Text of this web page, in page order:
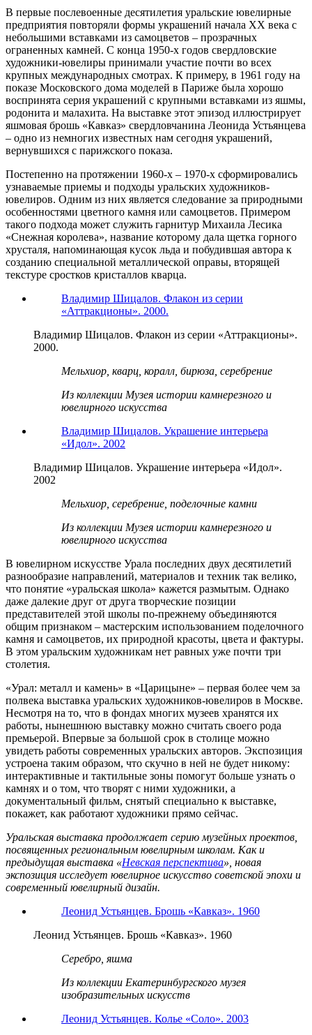
В первые послевоенные десятилетия уральские ювелирные
предприятия повторяли формы украшений начала ХХ века с
небольшими вставками из самоцветов – прозрачных
ограненных камней. С конца 1950-х годов свердловские
художники-ювелиры принимали участие почти во всех
крупных международных смотрах. К примеру, в 1961 году на
показе Московского дома моделей в Париже была хорошо
воспринята серия украшений с крупными вставками из яшмы,
родонита и малахита. На выставке этот эпизод иллюстрирует
яшмовая брошь «Кавказ» свердловчанина Леонида Устьянцева
– одно из немногих известных нам сегодня украшений,
вернувшихся с парижского показа.
Постепенно на протяжении 1960-х – 1970-х сформировались
узнаваемые приемы и подходы уральских художников-
ювелиров. Одним из них является следование за природными
особенностями цветного камня или самоцветов. Примером
такого подхода может служить гарнитур Михаила Лесика
«Снежная королева», название которому дала щетка горного
хрусталя, напоминающая кусок льда и побудившая автора к
созданию специальной металлической оправы, вторящей
текстуре сростков кристаллов кварца.
Владимир Шицалов. Флакон из серии
«Аттракционы». 2000.
Владимир Шицалов. Флакон из серии «Аттракционы».
2000.
Мельхиор, кварц, коралл, бирюза, серебрение
Из коллекции Музея истории камнерезного и
ювелирного искусства
Владимир Шицалов. Украшение интерьера
«Идол». 2002
Владимир Шицалов. Украшение интерьера «Идол».
2002
Мельхиор, серебрение, поделочные камни
Из коллекции Музея истории камнерезного и
ювелирного искусства
В ювелирном искусстве Урала последних двух десятилетий
разнообразие направлений, материалов и техник так велико,
что понятие «уральская школа» кажется размытым. Однако
даже далекие друг от друга творческие позиции
представителей этой школы по-прежнему объединяются
общим признаком – мастерским использованием поделочного
камня и самоцветов, их природной красоты, цвета и фактуры.
В этом уральским художникам нет равных уже почти три
столетия.
«Урал: металл и камень» в «Царицыне» – первая более чем за
полвека выставка уральских художников-ювелиров в Москве.
Несмотря на то, что в фондах многих музеев хранятся их
работы, нынешнюю выставку можно считать своего рода
премьерой. Впервые за большой срок в столице можно
увидеть работы современных уральских авторов. Экспозиция
устроена таким образом, что скучно в ней не будет никому:
интерактивные и тактильные зоны помогут больше узнать о
камнях и о том, что творят с ними художники, а
документальный фильм, снятый специально к выставке,
покажет, как работают художники прямо сейчас.
Уральская выставка продолжает серию музейных проектов,
посвященных региональным ювелирным школам. Как и
предыдущая выставка «Невская перспектива», новая
экспозиция исследует ювелирное искусство советской эпохи и
современный ювелирный дизайн.
Леонид Устьянцев. Брошь «Кавказ». 1960
Леонид Устьянцев. Брошь «Кавказ». 1960
Серебро, яшма
Из коллекции Екатеринбургского музея
изобразительных искусств
Леонид Устьянцев. Колье «Соло». 2003